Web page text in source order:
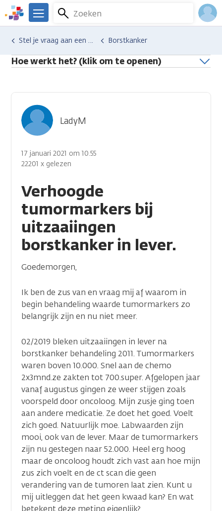
Overslaan
en
naar
inhoud
gaan
We
er
voor
je.
Zoeken
Menu
Hulp en ondersteuning
Stel je vraag aan een professional Borstkanker
Hoe werkt het? (klik om te openen)
Verhoogde
tumormarkers bij
uitzaaiingen
borstkanker in lever.
LadyM
17 januari 2021 om 10.55
22201 x gelezen
Goedemorgen,
Ik ben de zus van en vraag mij af waarom in
begin behandeling waarde tumormarkers zo
belangrijk zijn en nu niet meer.
02/2019 bleken uitzaaiingen in lever na
borstkanker behandeling 2011. Tumormarkers
waren boven 10.000. Snel aan de chemo
2x3mnd.ze zakten tot 700.super. Afgelopen jaar
vanaf augustus gingen ze weer stijgen zoals
voorspeld door oncoloog. Mijn zusje ging toen
aan andere medicatie. Ze doet het goed. Voelt
zich goed. Natuurlijk moe. Labwaarden zijn
mooi, ook van de lever. Maar de tumormarkers
zijn nu gestegen naar 52.000. Heel erg hoog
maar de oncoloog houdt zich vast aan hoe mijn
zus zich voelt en de ct scan die geen
verandering van de tumoren laat zien. Kunt u
mij uitleggen dat het geen kwaad kan? En wat
betekent deze meting eigenlijk?